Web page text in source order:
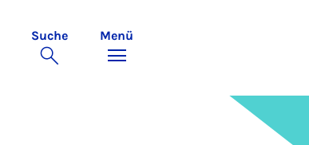
Suche Menü